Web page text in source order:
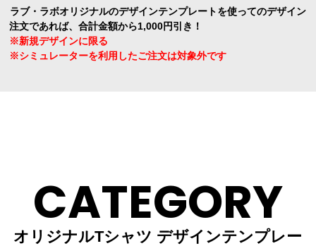
ラブ・ラボオリジナルのデザインテンプレートを使ってのデザイン
注文であれば、合計金額から1,000円引き！
※新規デザインに限る
※シミュレーターを利用したご注文は対象外です
CATEGORY
オリジナルTシャツ デザインテンプレー